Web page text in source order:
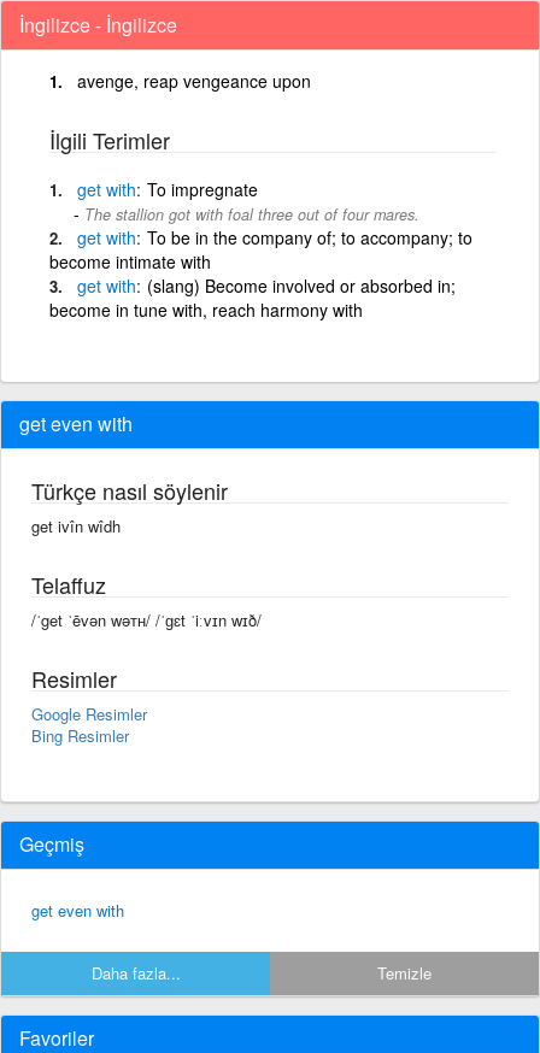
İngilizce - İngilizce
avenge, reap vengeance upon
İlgili Terimler
get with To impregnate
The stallion got with foal three out of four mares.
get with To be in the company of; to accompany; to
become intimate with
get with (slang) Become involved or absorbed in;
become in tune with, reach harmony with
get even with
Türkçe nasıl söylenir
get ivîn wîdh
Telaffuz
/ˈget ˈēvən wəᴛʜ/ /ˈɡɛt ˈiːvɪn wɪð/
Resimler
Google Resimler
Bing Resimler
Geçmiş
get even with
Daha fazla... Temizle
Favoriler